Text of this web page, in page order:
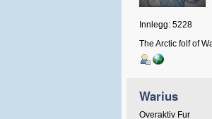
Innlegg: 5228
The Arctic folf of
Warius
Overaktiv Fur